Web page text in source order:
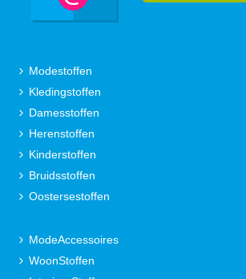
Modestoffen
Kledingstoffen
Damesstoffen
Herenstoffen
Kinderstoffen
Bruidsstoffen
Oostersestoffen
ModeAccessoires
WoonStoffen